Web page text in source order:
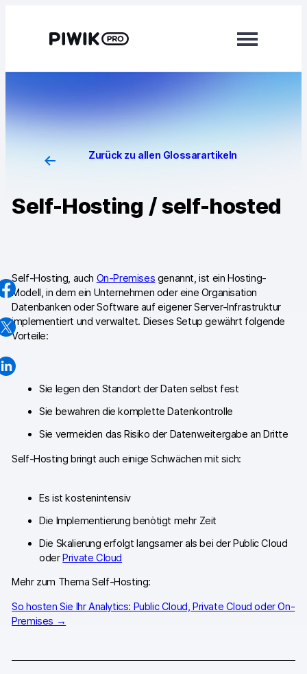
Analytics
Tag Manager
Consent Manager
Integrationen
Changelog
Professionelle Services
Analytics für Produktteams
Tag Management
Datenschutz Compliance
Ecommerce Analytics
Server-Side-Tagging & Tracking
Vergleiche
Wechsel von Matomo
Zurück zu allen Glossarartikeln
Self-Hosting / self-hosted
Self-Hosting, auch On-Premises genannt, ist ein Hosting-
Modell, in dem ein Unternehmen oder eine Organisation
Datenbanken oder Software auf eigener Server-Infrastruktur
implementiert und verwaltet. Dieses Setup gewährt folgende
Vorteile:
Sie legen den Standort der Daten selbst fest
Sie bewahren die komplette Datenkontrolle
Sie vermeiden das Risiko der Datenweitergabe an Dritte
Self-Hosting bringt auch einige Schwächen mit sich:
Es ist kostenintensiv
Die Implementierung benötigt mehr Zeit
Die Skalierung erfolgt langsamer als bei der Public Cloud
oderPrivate Cloud
Mehr zum Thema Self-Hosting:
So hosten Sie Ihr Analytics: Public Cloud, Private Cloud oder On-
Premises →